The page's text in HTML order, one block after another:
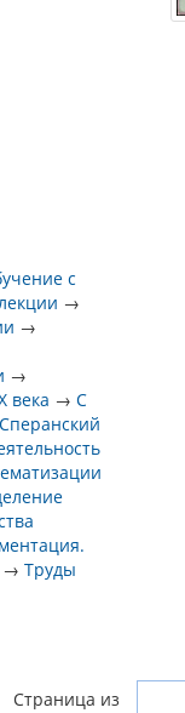
с
→
→
→
века →С
→Труды
Страница из